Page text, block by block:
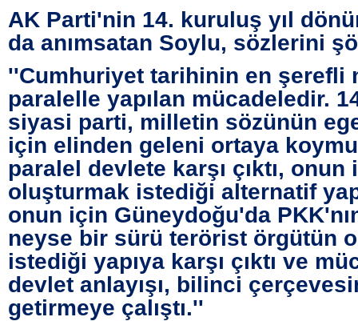
AK Parti'nin 14. kuruluş yıl
da anımsatan Soylu, sözlerini
''Cumhuriyet tarihinin en şerefli
paralelle yapılan mücadeledir.
siyasi parti, milletin sözünün
için elinden geleni ortaya
paralel devlete karşı çıktı, onun
oluşturmak istediği alternatif
onun için Güneydoğu'da
neyse bir sürü terörist örgütün
istediği yapıya karşı çıktı ve
devlet anlayışı, bilinci
getirmeye çalıştı.''